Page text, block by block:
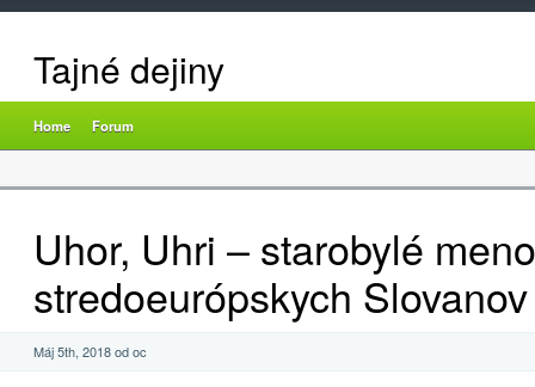
Tajné dejiny
Home Forum
Uhor, Uhri – starobylé meno
stredoeurópskych
Máj 5th, 2018 od oc